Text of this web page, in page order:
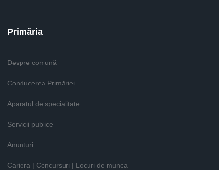
Primăria
Despre comună
Conducerea Primăriei
Aparatul de specialitate
Servicii publice
Anunturi
Cariera | Concursuri | Locuri de munca